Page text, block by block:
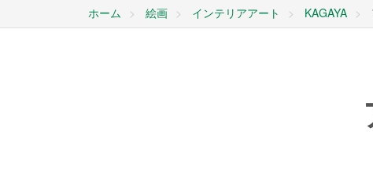
ホーム 絵画 インテリアアート KAGAYA